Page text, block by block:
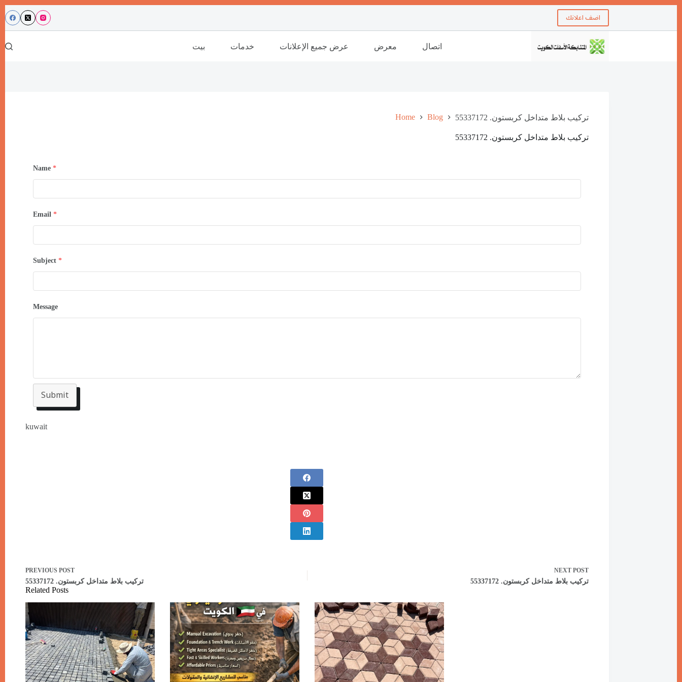
اضف اعلانك
بيت خدمات عرض جميع الإعلانات معرض اتصال
Home Blog تركيب بلاط متداخل كربستون. 55337172
تركيب بلاط متداخل كربستون. 55337172
Name *
Email *
Subject *
Message
Submit
kuwait
PREVIOUS POST
تركيب بلاط متداخل كربستون. 55337172
NEXT POST
تركيب بلاط متداخل كربستون. 55337172
Related Posts